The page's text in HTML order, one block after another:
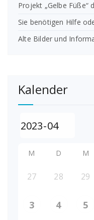
Projekt „Gelbe Füße“
Sie benötigen Hilfe
Alte Bilder und
Kalender
M D M
27 28 29
3 4 5